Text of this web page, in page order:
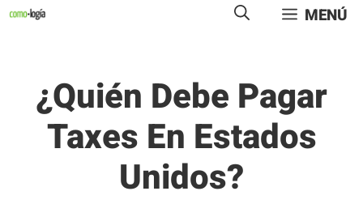
Saltar
MENÚ
¿Quién Debe Pagar
Taxes En Estados
Unidos?